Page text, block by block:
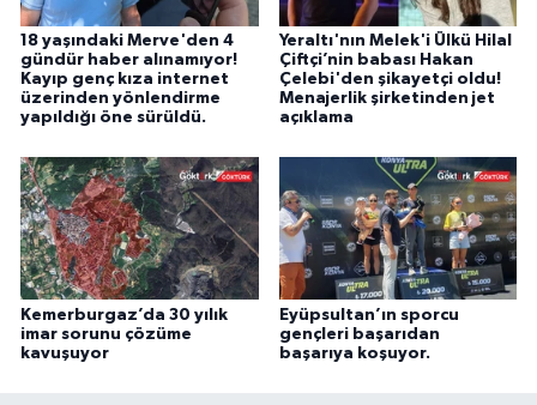
18 yaşındaki Merve'den 4
gündür haber alınamıyor!
Kayıp genç kıza internet
üzerinden yönlendirme
yapıldığı öne sürüldü.
Yeraltı'nın Melek'i Ülkü Hilal
Çiftçi’nin babası Hakan
Çelebi'den şikayetçi oldu!
Menajerlik şirketinden jet
açıklama
Kemerburgaz’da 30 yılık
imar sorunu çözüme
kavuşuyor
Eyüpsultan’ın sporcu
gençleri başarıdan
başarıya koşuyor.